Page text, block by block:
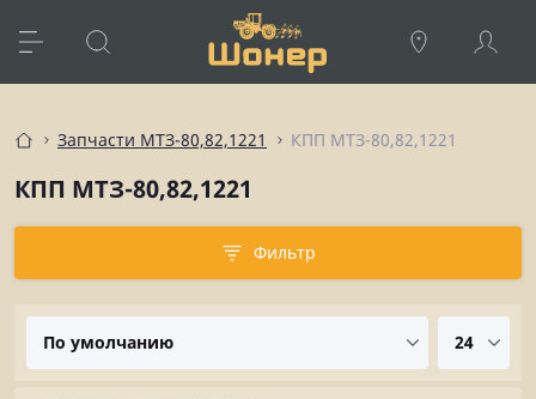
Запчасти МТЗ-80,82,1221 КПП МТЗ-80,82,1221
КПП МТЗ-80,82,1221
Фильтр